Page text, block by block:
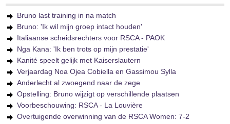
Bruno last training in na match
Bruno: 'Ik wil mijn groep intact houden'
Italiaanse scheidsrechters voor RSCA - PAOK
Nga Kana: 'Ik ben trots op mijn prestatie'
Kanité speelt gelijk met Kaiserslautern
Verjaardag Noa Ojea Cobiella en Gassimou Sylla
Anderlecht al zwoegend naar de zege
Opstelling: Bruno wijzigt op verschillende plaatsen
Voorbeschouwing: RSCA - La Louvière
Overtuigende overwinning van de RSCA Women: 7-2